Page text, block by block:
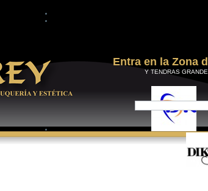
Entra en la Zona
Y TENDRAS